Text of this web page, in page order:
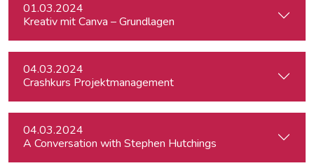
01.03.2024
Kreativ mit Canva – Grundlagen
04.03.2024
Crashkurs Projektmanagement
04.03.2024
A Conversation with Stephen Hutchings